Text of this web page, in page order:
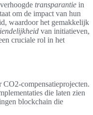
transparantie in
om de impact van hun
waardoor het gemakkelijk
van initiatieven,
cruciale rol in het
compensatieprojecten.
die laten zien
blockchain die